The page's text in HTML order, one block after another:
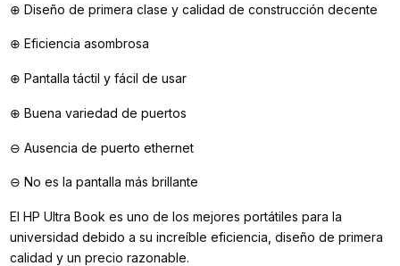
⊕ Diseño de primera clase y calidad de construcción decente
⊕ Eficiencia asombrosa
⊕ Pantalla táctil y fácil de usar
⊕ Buena variedad de puertos
⊖ Ausencia de puerto ethernet
⊖ No es la pantalla más brillante
El HP Ultra Book es uno de los mejores portátiles para la
universidad debido a su increíble eficiencia, diseño de primera
calidad y un precio razonable.